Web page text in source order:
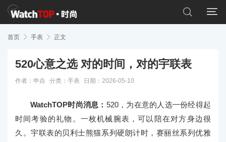


首页  手表  正文
520心意之选 对的时间，对的宇联表
作者：申垚 分类： 手表 日期：2026-05-10
WatchTOP时尚消息： 520，为在意的人选一份经得起
时间考验的礼物。一枚机械腕表，可以陪在对方身边很
久。宇联表的贝利士熊猫系列硬朗计时，赛丽丝系列优雅